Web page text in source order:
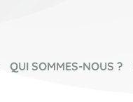
QUI SOMMES-NOUS ?